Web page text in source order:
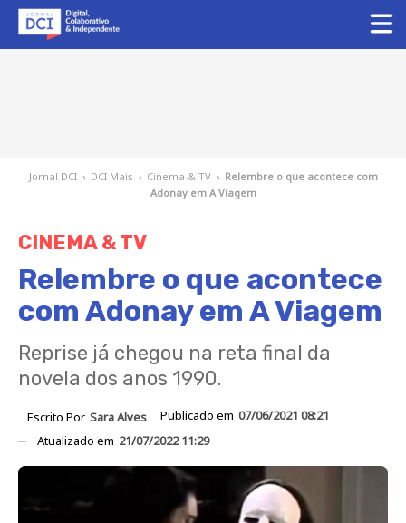
Jornal DCI › DCI Mais › Cinema & TV › Relembre o que acontece com
Adonay em A Viagem
CINEMA & TV
Relembre o que acontece
com Adonay em A Viagem
Reprise já chegou na reta final da
novela dos anos 1990.
Escrito Por Sara Alves Publicado em 07/06/2021 08:21
Atualizado em 21/07/2022 11:29